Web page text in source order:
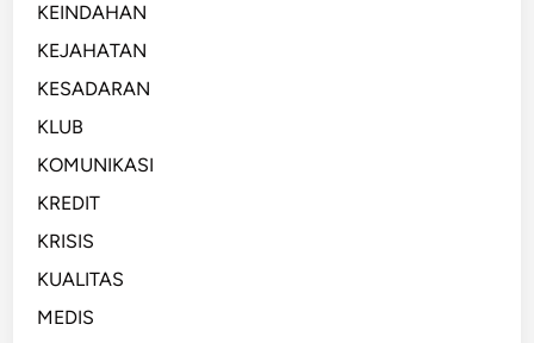
KEINDAHAN
KEJAHATAN
KESADARAN
KLUB
KOMUNIKASI
KREDIT
KRISIS
KUALITAS
MEDIS